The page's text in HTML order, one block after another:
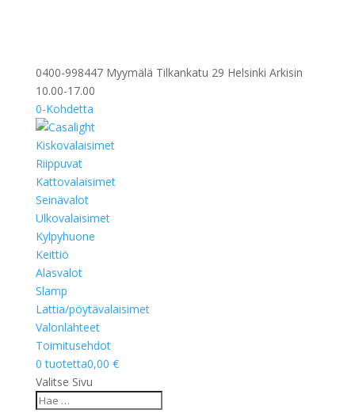
0400-998447 Myymälä Tilkankatu 29 Helsinki Arkisin
10.00-17.00
0-Kohdetta
Kiskovalaisimet
Riippuvat
Kattovalaisimet
Seinävalot
Ulkovalaisimet
Kylpyhuone
Keittiö
Alasvalot
Slamp
Lattia/pöytävalaisimet
Valonlähteet
Toimitusehdot
0 tuotetta0,00 €
Valitse Sivu